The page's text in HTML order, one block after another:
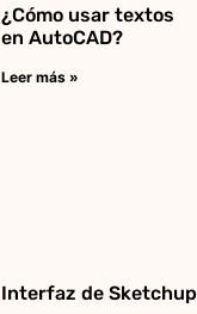
¿Cómo usar textos
en AutoCAD?
Leer más »
Interfaz de Sketchup